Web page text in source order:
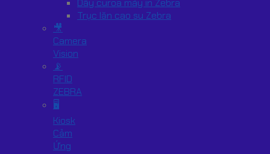
Dây curoa máy in Zebra
Trục lăn cao su Zebra
🎥
Camera
Vision
📡
RFID
ZEBRA
🖥️
Kiosk
Cảm
Ứng